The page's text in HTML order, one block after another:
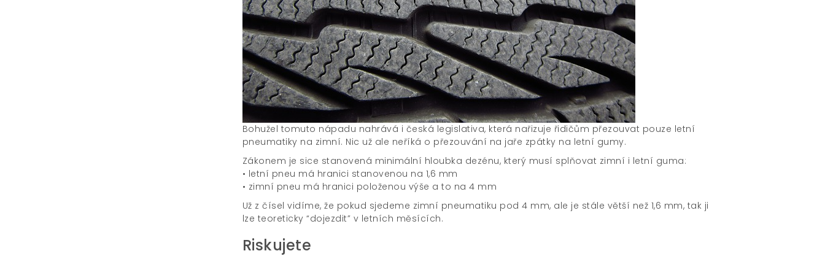
Bohužel tomuto nápadu nahrává i česká legislativa, která nařizuje řidičům přezouvat pouze letní
pneumatiky na zimní. Nic už ale neříká o přezouvání na jaře zpátky na letní gumy.
Zákonem je sice stanovená minimální hloubka dezénu, který musí splňovat zimní i letní guma:
• letní pneu má hranici stanovenou na 1,6 mm
• zimní pneu má hranici položenou výše a to na 4 mm
Už z čísel vidíme, že pokud sjedeme zimní pneumatiku pod 4 mm, ale je stále větší než 1,6 mm, tak ji
lze teoreticky “dojezdit” v letních měsících.
Riskujete